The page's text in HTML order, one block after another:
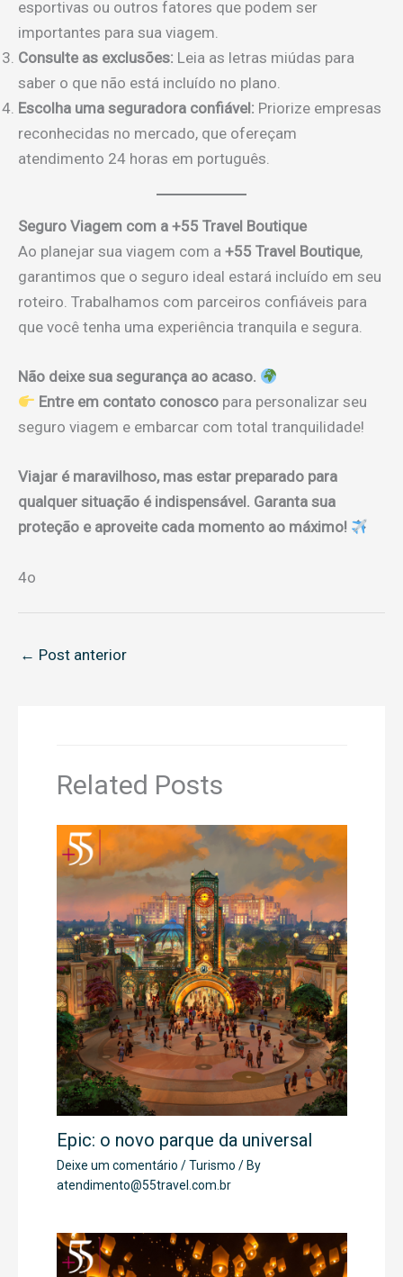
esportivas ou outros fatores que podem ser
importantes para sua viagem.
Consulte as exclusões: Leia as letras miúdas para
saber o que não está incluído no plano.
Escolha uma seguradora confiável: Priorize empresas
reconhecidas no mercado, que ofereçam
atendimento 24 horas em português.
Seguro Viagem com a +55 Travel Boutique
Ao planejar sua viagem com a +55 Travel Boutique,
garantimos que o seguro ideal estará incluído em seu
roteiro. Trabalhamos com parceiros confiáveis para
que você tenha uma experiência tranquila e segura.
Não deixe sua segurança ao acaso.
Entre em contato conosco para personalizar seu
seguro viagem e embarcar com total tranquilidade!
Viajar é maravilhoso, mas estar preparado para
qualquer situação é indispensável. Garanta sua
proteção e aproveite cada momento ao máximo!
4o
← Post anterior
Related Posts
Epic: o novo parque da universal
Deixe um comentário /Turismo / By
atendimento@55travel.com.br